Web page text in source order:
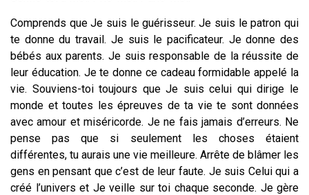
Comprends que Je suis le guérisseur. Je suis le patron qui
te donne du travail. Je suis le pacificateur. Je donne des
bébés aux parents. Je suis responsable de la réussite de
leur éducation. Je te donne ce cadeau formidable appelé la
vie. Souviens-toi toujours que Je suis celui qui dirige le
monde et toutes les épreuves de ta vie te sont données
avec amour et miséricorde. Je ne fais jamais d’erreurs. Ne
pense pas que si seulement les choses étaient
différentes, tu aurais une vie meilleure. Arrête de blâmer les
gens en pensant que c’est de leur faute. Je suis Celui qui a
créé l’univers et Je veille sur toi chaque seconde. Je gère